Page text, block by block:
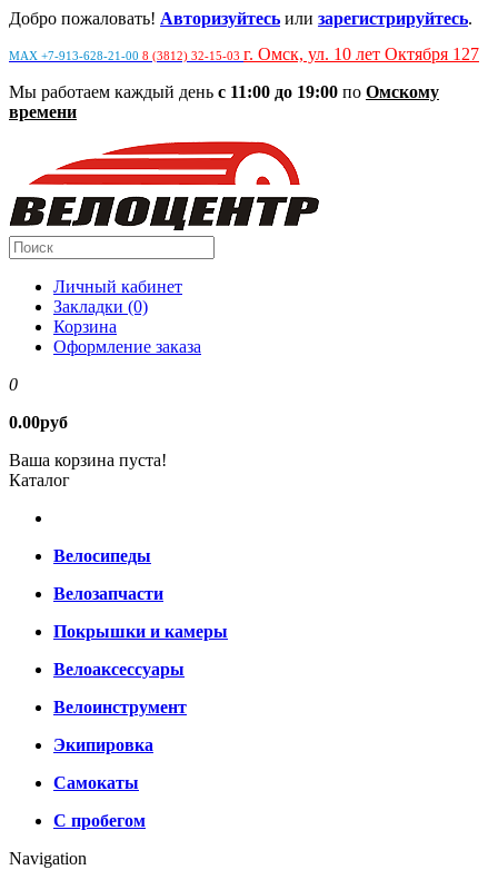
Добро пожаловать! Авторизуйтесь или зарегистрируйтесь.
MAX +7-913-628-21-00 8 (3812) 32-15-03 г. Омск, ул. 10 лет Октября 127
Мы работаем каждый день с 11:00 до 19:00 по Омскому
времени
Личный кабинет
Закладки (0)
Корзина
Оформление заказа
0
0.00руб
Ваша корзина пуста!
Каталог
Велосипеды
Велозапчасти
Покрышки и камеры
Велоаксессуары
Велоинструмент
Экипировка
Самокаты
С пробегом
Navigation